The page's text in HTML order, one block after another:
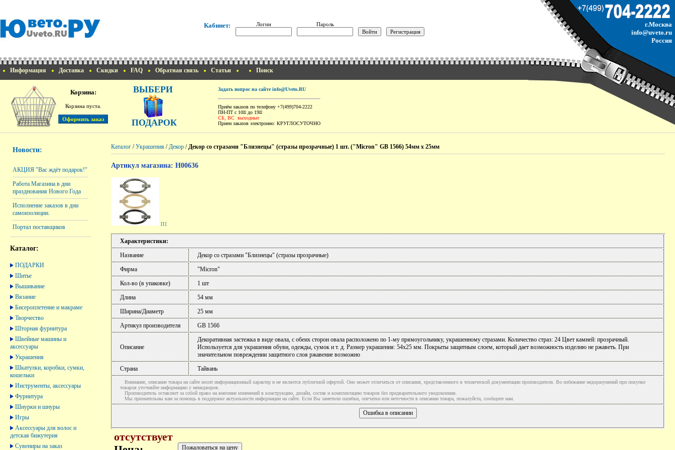
Кабинет: Логин Пароль
г.Москва
info@uveto.ru
Россия
Информация Доставка Скидки FAQ Обратная связь Статьи Поиск
Корзина:
Корзина пуста.
ВЫБЕРИ
ПОДАРОК
Задать вопрос на сайте info@Uveto.RU
Приём заказов по телефону +7(499)704-2222
ПН-ПТ с 1000 до 1900
СБ, ВС выходные
Прием заказов электронно: КРУГЛОСУТОЧНО
Новости:
АКЦИЯ "Вас ждёт подарок!"
Работа Магазина в дни
празднования Нового Года
Исполнение заказов в дни
самоизоляции.
Портал поставщиков
Каталог:
ПОДАРКИ
Шитье
Вышивание
Вязание
Бисероплетение и макраме
Творчество
Шторная фурнитура
Швейные машины и
аксессуары
Украшения
Шкатулки, коробки, сумки,
кошельки
Инструменты, аксессуары
Фурнитура
Шнурки и шнуры
Игры
Аксессуары для волос и
детская бижутерия
Сувениры на заказ
Каталог /Украшения /Декор /Декор со стразами "Близнецы" (стразы прозрачные) 1 шт. ("Micron" GB 1566) 54мм х 25мм
Артикул магазина: H00636
[1]
Характеристики:
Название
Декор со стразами "Близнецы" (стразы прозрачные)
Фирма
"Micron"
Кол-во (в упаковке)
1 шт
Длина
54 мм
Ширина/Диаметр
25 мм
Артикул производителя
GB 1566
Описание
Декоративная застежка в виде овала, с обеих сторон овала расположено по 1-му прямоугольнику, украшенному стразами. Количество страз: 24 Цвет камней: прозрачный.
Используется для украшения обуви, одежды, сумок и т. д. Размер украшения: 54х25 мм. Покрыты защитным слоем, который дает возможность изделию не ржаветь. При
значительном повреждении защитного слоя ржавение возможно
Страна
Тайвань
Внимание, описание товара на сайте носит информационный характер и не является публичной офертой. Оно может отличаться от описания, представленного в технической документации производителя. Во избежание недоразумений при покупке
товаров уточняйте информацию у менеджеров.
Производитель оставляет за собой право на внесение изменений в конструкцию, дизайн, состав и комплектацию товаров без предварительного уведомления.
Мы признательны вам за помощь в поддержке актуальности информации на сайте. Если Вы заметили ошибки, опечатки или неточности в описании товара, пожалуйста, сообщите нам.
отсутствует